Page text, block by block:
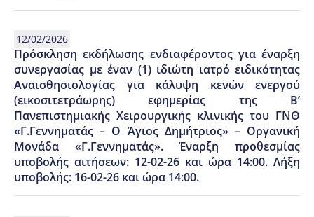
12/02/2026
Πρόσκληση εκδήλωσης ενδιαφέροντος για έναρξη
συνεργασίας με έναν (1) ιδιώτη ιατρό ειδικότητας
Αναισθησιολογίας για κάλυψη κενών ενεργού
(εικοσιτετράωρης) εφημερίας της Β’
Πανεπιστημιακής Χειρουργικής κλινικής του ΓΝΘ
«Γ.Γεννηματάς – Ο Άγιος Δημήτριος» – Οργανική
Μονάδα «Γ.Γεννηματάς». Έναρξη προθεσμίας
υποβολής αιτήσεων: 12-02-26 και ώρα 14:00. Λήξη
υποβολής: 16-02-26 και ώρα 14:00.